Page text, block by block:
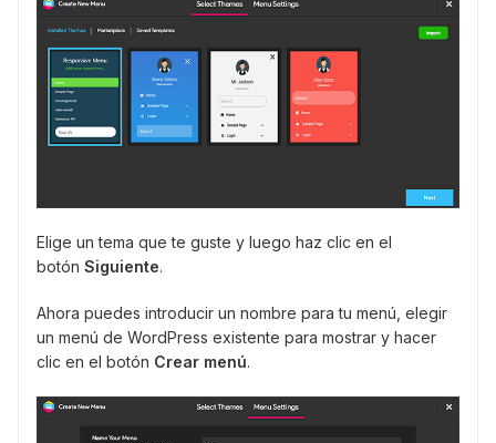
Elige un tema que te guste y luego haz clic en el
botón Siguiente.
Ahora puedes introducir un nombre para tu menú, elegir
un menú de WordPress existente para mostrar y hacer
clic en el botón Crear menú.